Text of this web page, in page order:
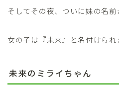
そしてその夜、ついに妹の名前
女の子は『未来』と名付けられ
未来のミライちゃん